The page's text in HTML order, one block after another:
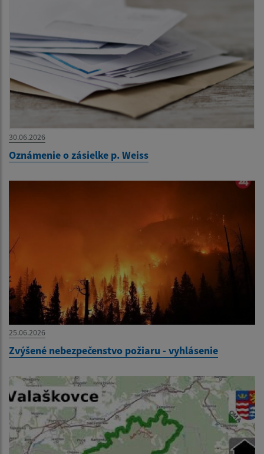
30.06.2026
Oznámenie o zásielke p. Weiss
25.06.2026
Zvýšené nebezpečenstvo požiaru - vyhlásenie